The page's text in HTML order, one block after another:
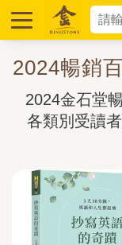
2024暢銷
2024金石堂
各類別受讀